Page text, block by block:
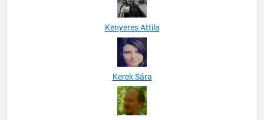
Kenyeres Attila
Kerek Sára